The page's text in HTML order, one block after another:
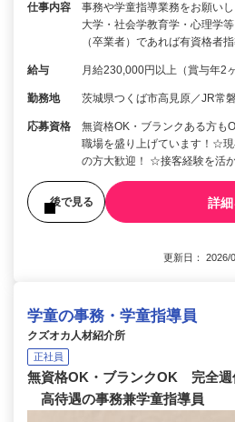
仕事内容
事務や学童指導業務をお願い
大学・社会学教育学・心理学
（卒業者）であれば有資格者
給与 月給230,000円以上（賞与年2ヶ
勤務地 茨城県つくば市高見原／JR常
応募資格
無資格OK・ブランクある方
職場を盛り上げています！☆
の方大歓迎！ ☆接客経験を活
後で見る 詳
更新日：
学童の事務・学童指導員
クズオカ人材紹介所
正社員
無資格OK・ブランクOK 完全週
高待遇の事務兼学童指導員